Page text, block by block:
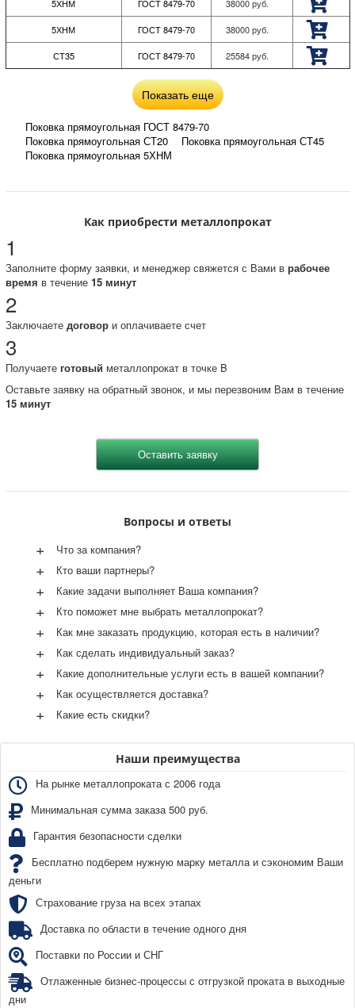
5ХНМ ГОСТ 8479-70 38000руб.
5ХНМ ГОСТ 8479-70 38000руб.
СТ35 ГОСТ 8479-70 25584руб.
Показать еще
Поковка прямоугольная ГОСТ 8479-70
Поковка прямоугольная СТ20
Поковка прямоугольная СТ45
Поковка прямоугольная 5ХНМ
Как приобрести металлопрокат
1
Заполните форму заявки, и менеджер свяжется с Вами в рабочее
время в течение 15 минут
2
Заключаете договори оплачиваете счет
3
Получаете готовый металлопрокат в точке B
Оставьте заявку на обратный звонок, и мы перезвоним Вам в течение
15 минут
Вопросы и ответы
+ Что за компания?
+ Кто ваши партнеры?
+ Какие задачи выполняет Ваша компания?
+ Кто поможет мне выбрать металлопрокат?
+ Как мне заказать продукцию, которая есть в наличии?
+ Как сделать индивидуальный заказ?
+ Какие дополнительные услуги есть в вашей компании?
+ Как осуществляется доставка?
+ Какие есть скидки?
Наши преимущества
На рынке металлопроката с 2006 года
Минимальная сумма заказа 500 руб.
Гарантия безопасности сделки
Бесплатно подберем нужную марку металла и сэкономим Ваши
деньги
Страхование груза на всех этапах
Доставка по области в течение одного дня
Поставки по России и СНГ
Отлаженные бизнес-процессы с отгрузкой проката в выходные
дни